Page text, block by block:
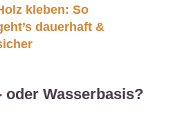
kleben: So
dauerhaft &
Wasserbasis?